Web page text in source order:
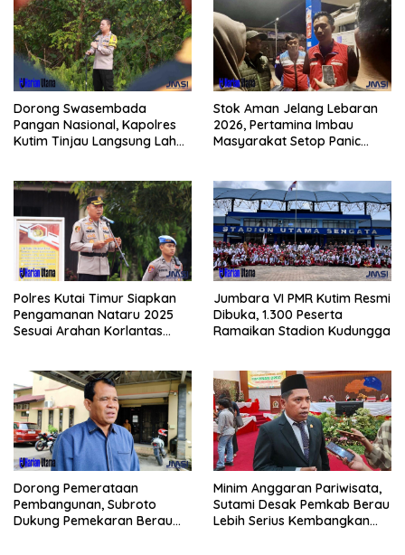
Dorong Swasembada
Pangan Nasional, Kapolres
Kutim Tinjau Langsung Lahan
Stok Aman Jelang Lebaran
2026, Pertamina Imbau
Masyarakat Setop Panic
Polres Kutai Timur Siapkan
Pengamanan Nataru 2025
Sesuai Arahan Korlantas
Jumbara VI PMR Kutim Resmi
Dibuka, 1.300 Peserta
Ramaikan Stadion Kudungga
Dorong Pemerataan
Pembangunan, Subroto
Dukung Pemekaran Berau
Minim Anggaran Pariwisata,
Sutami Desak Pemkab Berau
Lebih Serius Kembangkan